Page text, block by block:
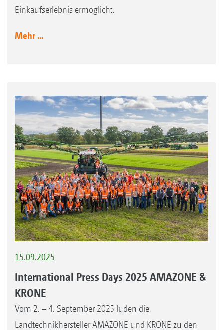
Einkaufserlebnis ermöglicht.
Mehr ...
15.09.2025
International Press Days 2025 AMAZONE &
KRONE
Vom 2. – 4. September 2025 luden die
Landtechnikhersteller AMAZONE und KRONE zu den